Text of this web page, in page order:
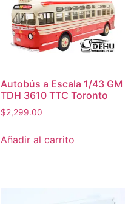
Autobús a Escala 1/43 GM
TDH 3610 TTC Toronto
$2,299.00
Añadir al carrito